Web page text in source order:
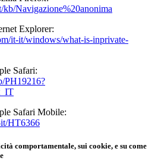
Navigazione%20anonima
Explorer:
it-it/windows/what-is-inprivate-
Safari:
PH19216?
Safari Mobile:
it/HT6366
comportamentale, sui cookie, e su come